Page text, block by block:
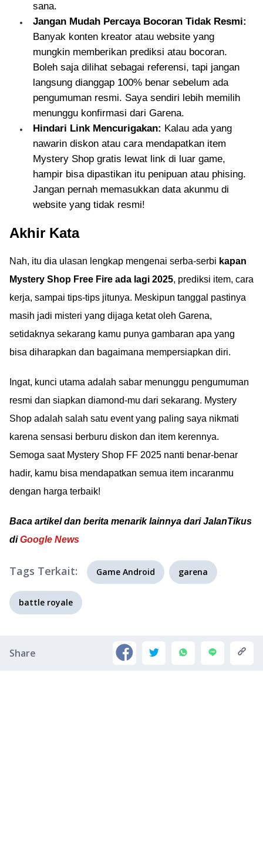
sana.
Jangan Mudah Percaya Bocoran Tidak Resmi:
Banyak konten kreator atau website yang
mungkin memberikan prediksi atau bocoran.
Boleh saja dilihat sebagai referensi, tapi jangan
langsung dianggap 100% benar sebelum ada
pengumuman resmi. Saya sendiri lebih memilih
menunggu konfirmasi dari Garena.
Hindari Link Mencurigakan: Kalau ada yang
nawarin diskon atau cara mendapatkan item
Mystery Shop gratis lewat link di luar game,
hampir bisa dipastikan itu penipuan atau phising.
Jangan pernah memasukkan data akunmu di
website yang tidak resmi!
Akhir Kata
Nah, itu dia ulasan lengkap mengenai serba-serbi kapan
Mystery Shop Free Fire ada lagi 2025, prediksi item, cara
kerja, sampai tips-tips jitunya. Meskipun tanggal pastinya
masih jadi misteri yang dijaga ketat oleh Garena,
setidaknya sekarang kamu punya gambaran apa yang
bisa diharapkan dan bagaimana mempersiapkan diri.
Ingat, kunci utama adalah sabar menunggu pengumuman
resmi dan siapkan diamond-mu dari sekarang. Mystery
Shop adalah salah satu event yang paling saya nikmati
karena sensasi berburu diskon dan item kerennya.
Semoga saat Mystery Shop FF 2025 nanti benar-benar
hadir, kamu bisa mendapatkan semua item incaranmu
dengan harga terbaik!
Baca artikel dan berita menarik lainnya dari JalanTikus
diGoogle News
Tags Terkait: Game Android garena
battle royale
Share